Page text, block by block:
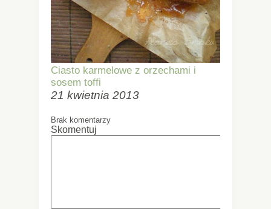
Ciasto karmelowe z orzechami i
sosem toffi
21 kwietnia 2013
Brak komentarzy
Skomentuj